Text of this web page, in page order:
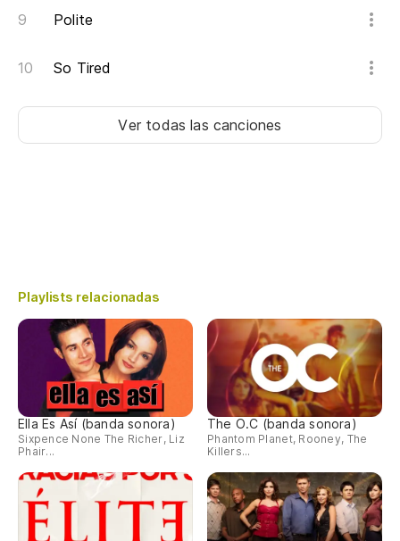
Polite
So Tired
Ver todas las canciones
Playlists relacionadas
Ella Es Así (banda sonora)
Sixpence None The Richer, Liz
Phair...
The O.C (banda sonora)
Phantom Planet, Rooney, The
Killers...